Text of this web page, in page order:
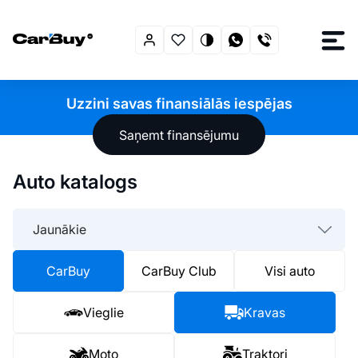
Uzzini savas finansiālās iespējas
Saņemt finansējumu
Auto katalogs
Jaunākie
CarBuy CarBuy Club Visi auto
Vieglie Kravas
Moto Traktori